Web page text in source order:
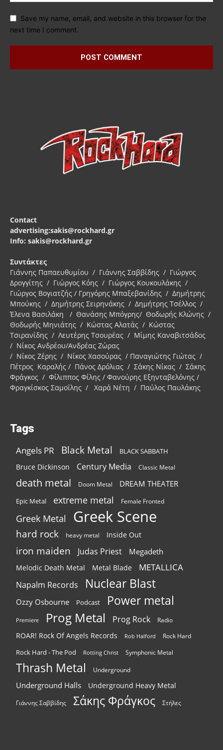
Save my name, email, and website in this browser for the
next time I comment.
Contact
advertising:sakis@rockhard.gr
Info: sakis@rockhard.gr
Συντάκτες
Γιάννης Παπαευθυμίου / Γιάννης Σαββίδης / Γιώργος
Δρογγίτης / Γιώργος Κόης / Γιώργος Κουκουλάκης /
Γιώργος Βογιατζής / Γρηγόρης Μπαξεβανίδης / Δημήτρης
Μπούκης / Δημήτρης Σειρηνάκης / Δημήτρης Τσέλλος /
Έλενα Βασιλάκη / Θανάσης Μπόγρης/ Θοδωρής Κλώνης /
Θοδωρής Μηνιάτης / Κώστας Αλατάς / Κώστας
Τσιρανίδης / Λευτέρης Τσουρέας / Μίμης Καναβιτσάδος
/ Νίκος Ανδρέου/Ανδρέας Ζώρας
/ Νίκος Ζέρης / Νίκος Χασούρας / Παναγιώτης Γιώτας /
Πέτρος Καραλής / Πάνος Δρόλιας / Σάκης Νίκας / Σάκης
Φράγκος / Φίλιππος Φίλης / Φανούρης Εξηνταβελόνης /
Φραγκίσκος Σαμοΐλης / Χαρά Νέτη / Παύλος Παυλάκης
Tags
Angels PR Black Metal BLACK SABBATH
Bruce Dickinson Century Media Classic Metal
death metal Doom Metal DREAM THEATER
Epic Metal extreme metal Female Fronted
Greek Metal Greek Scene
hard rock heavy metal Inside Out
iron maiden Judas Priest Megadeth
Melodic Death Metal Metal Blade METALLICA
Napalm Records Nuclear Blast
Ozzy Osbourne Podcast Power metal
Premiere Prog Metal Prog Rock Radio
ROAR! Rock Of Angels Records Rob Halford Rock Hard
Rock Hard - The Pod Rotting Christ Symphonic Metal
Thrash Metal Underground
Underground Halls Underground Heavy Metal
Γιάννης Σαββίδης Σάκης Φράγκος Στήλες